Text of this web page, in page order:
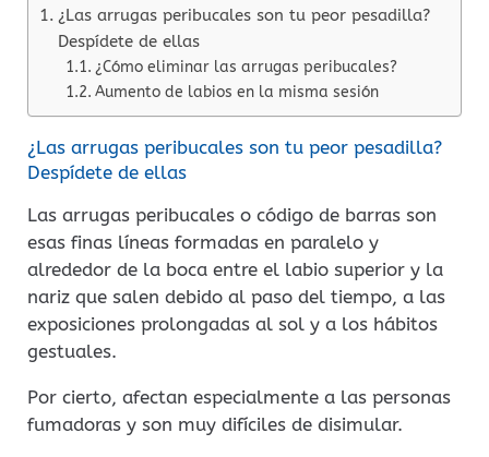
¿Las arrugas peribucales son tu peor pesadilla?
Despídete de ellas
¿Cómo eliminar las arrugas peribucales?
Aumento de labios en la misma sesión
¿Las arrugas peribucales son tu peor pesadilla?
Despídete de ellas
Las arrugas peribucales o código de barras son
esas finas líneas formadas en paralelo y
alrededor de la boca entre el labio superior y la
nariz que salen debido al paso del tiempo, a las
exposiciones prolongadas al sol y a los hábitos
gestuales.
Por cierto, afectan especialmente a las personas
fumadoras y son muy difíciles de disimular.